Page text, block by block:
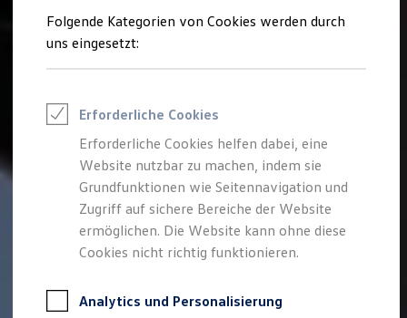
Feuerwehr
Rettungsdienste
ONE Business ID Vorteile
Fahrzeugsuche & Marktplatz
Digitaler Marktplatz
Kauf & Finanzierung
Online-Fahrzeugbewertung
Aktionen & Angebote
E-Auto-Förderung
Für Privatkunden
Für Gewerbekunden
Profi Paket
TopDeal
Zertifizierte Gebrauchtwagen
Folgende Kategorien von Cookies werden durch
uns eingesetzt:
Erforderliche Cookies
Erforderliche Cookies helfen dabei, eine
Website nutzbar zu machen, indem sie
Grundfunktionen wie Seitennavigation und
Zugriff auf sichere Bereiche der Website
ermöglichen. Die Website kann ohne diese
Cookies nicht richtig funktionieren.
Analytics und Personalisierung